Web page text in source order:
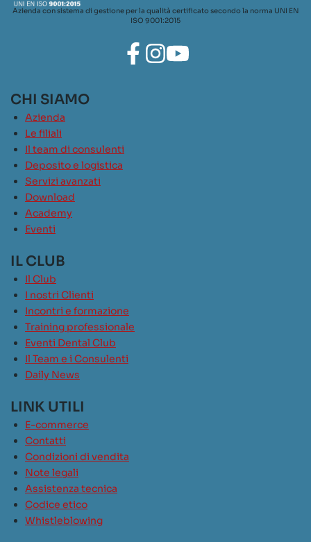
Azienda con sistema di gestione per la qualità certificato secondo la norma UNI EN
ISO 9001:2015
CHI SIAMO
Azienda
Le filiali
Il team di consulenti
Deposito e logistica
Servizi avanzati
Download
Academy
Eventi
IL CLUB
Il Club
I nostri Clienti
Incontri e formazione
Training professionale
Eventi Dental Club
Il Team e i Consulenti
Daily News
LINK UTILI
E-commerce
Contatti
Condizioni di vendita
Note legali
Assistenza tecnica
Codice etico
Whistleblowing